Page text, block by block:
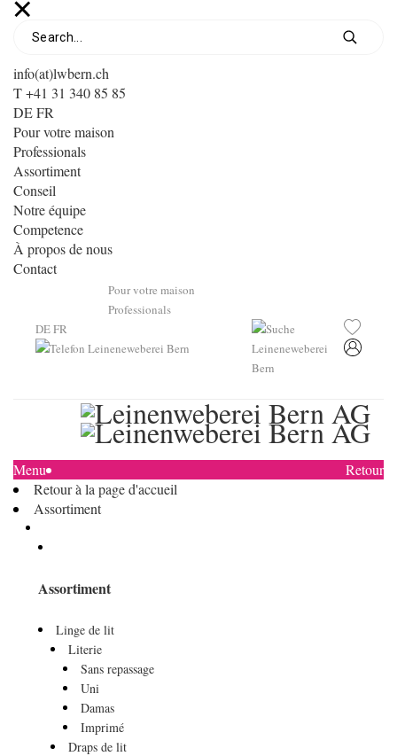
info(at)lwbern.ch
T +41 31 340 85 85
DEFR
Pour votre maison
Professionals
Assortiment
Conseil
Notre équipe
Competence
À propos de nous
Contact
Pour votre maison
Professionals
DEFR
Menu
Retour
Retour à la page d'accueil
Assortiment
Assortiment
Linge de lit
Literie
Sans repassage
Uni
Damas
Imprimé
Draps de lit